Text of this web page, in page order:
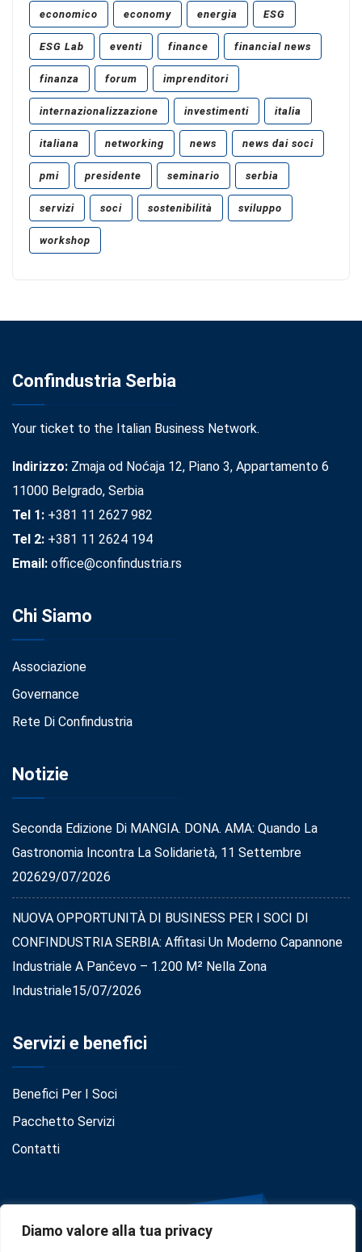
Diamo valore alla tua privacy
economico economy energia ESG
ESG Lab eventi finance financial news
finanza forum imprenditori
internazionalizzazione investimenti italia
italiana networking news news dai soci
pmi presidente seminario serbia
servizi soci sostenibilità sviluppo
workshop
Confindustria Serbia
Your ticket to the Italian Business Network.
Indirizzo: Zmaja od Noćaja 12, Piano 3, Appartamento 6
11000 Belgrado, Serbia
Tel 1: +381 11 2627 982
Tel 2: +381 11 2624 194
Email: office@confindustria.rs
Chi Siamo
Associazione
Governance
Rete Di Confindustria
Notizie
Seconda Edizione Di MANGIA. DONA. AMA: Quando La
Gastronomia Incontra La Solidarietà, 11 Settembre
202629/07/2026
NUOVA OPPORTUNITÀ DI BUSINESS PER I SOCI DI
CONFINDUSTRIA SERBIA: Affitasi Un Moderno Capannone
Industriale A Pančevo – 1.200 M² Nella Zona
Industriale15/07/2026
Servizi e benefici
Benefici Per I Soci
Pacchetto Servizi
Contatti